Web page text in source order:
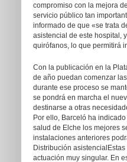
compromiso con la mejora
servicio público tan
informado de que «se trata
asistencial de este hospital,
quirófanos, lo que permitirá
Con la publicación en la
de año puedan comenzar
durante ese proceso se
se pondrá en marcha el
destinarse a otras
Por ello, Barceló ha
salud de Elche los mejores
instalaciones anteriores
Distribución
actuación muy singular. En